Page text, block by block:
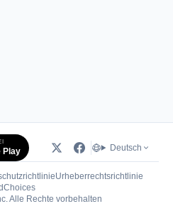
Play Deutsch
Urheberrechtsrichtlinie
(öffnet in neuem Tab)
Alle Rechte vorbehalten